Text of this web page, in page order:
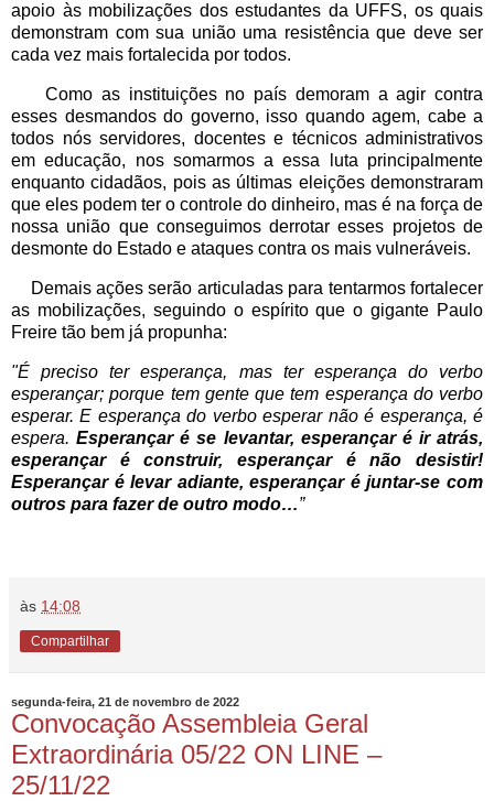
apoio às mobilizações dos estudantes da UFFS, os quais
demonstram com sua união uma resistência que deve ser
cada vez mais fortalecida por todos.
Como as instituições no país demoram a agir contra
esses desmandos do governo, isso quando agem, cabe a
todos nós servidores, docentes e técnicos administrativos
em educação, nos somarmos a essa luta principalmente
enquanto cidadãos, pois as últimas eleições demonstraram
que eles podem ter o controle do dinheiro, mas é na força de
nossa união que conseguimos derrotar esses projetos de
desmonte do Estado e ataques contra os mais vulneráveis.
Demais ações serão articuladas para tentarmos fortalecer
as mobilizações, seguindo o espírito que o gigante Paulo
Freire tão bem já propunha:
"É preciso ter esperança, mas ter esperança do verbo
esperançar; porque tem gente que tem esperança do verbo
esperar. E esperança do verbo esperar não é esperança, é
espera.Esperançar é se levantar, esperançar é ir atrás,
esperançar é construir, esperançar é não desistir!
Esperançar é levar adiante, esperançar é juntar-se com
outros para fazer de outro modo…”
às 14:08
Compartilhar
segunda-feira, 21 de novembro de 2022
Convocação Assembleia Geral
Extraordinária 05/22 ON LINE –
25/11/22